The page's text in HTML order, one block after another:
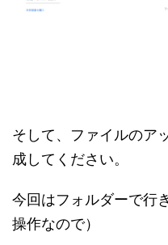
そして、ファイルのア
成してください。
今回はフォルダーで行
操作なので）